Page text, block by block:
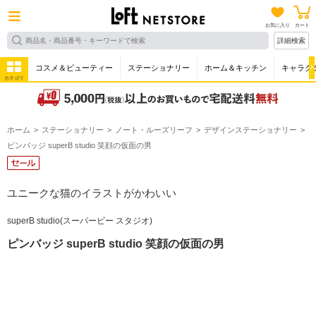
お気に入り カート
詳細検索
カテゴリ
コスメ＆ビューティー ステーショナリー ホーム＆キッチン キャラク
ホーム ステーショナリー ノート・ルーズリーフ
デザインステーショナリー
ピンバッジ superB studio 笑顔の仮面の男
ユニークな猫のイラストがかわいい
superB studio(スーパービー スタジオ)
ピンバッジ superB studio 笑顔の仮面の男